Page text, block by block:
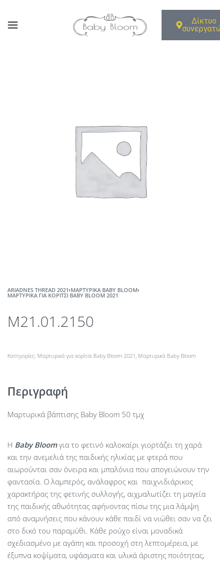
Δίκτυο
ARIADNES THREAD 2021›ΜΑΡΤΥΡΙΚΆ BABY BLOOM›
MΑΡΤΥΡΙΚΆ ΓΙΑ ΚΟΡΊΤΣΙ BABY BLOOM 2021
M21.01.2150
Κατηγορίες: Mαρτυρικά για κορίτσι Baby Bloom 2021 , Μαρτυρικά Baby Bloom
Περιγραφή
Μαρτυρικά βάπτισης Baby Bloom 50 τμχ
Η Baby Bloom για το φετινό καλοκαίρι γιορτάζει τη χαρά
και την ανεμελιά της παιδικής ηλικίας με φτερά που
αιωρούνται σαν όνειρα και μπαλόνια που απογειώνουν την
φαντασία. Ο λαμπερός, ανάλαφρος και παιχνιδιάρικος
χαρακτήρας της φετινής συλλογής, αιχμαλωτίζει τη μαγεία
της παιδικής αθωότητας αφήνοντας πίσω της μια λάμψη
από αναμνήσεις που κάνουν κάθε παιδί να νιώθει σαν να ζει
στο δικό του παραμύθι. Κάθε ρούχο είναι μοναδικά
σχεδιασμένο με αγάπη και προσοχή στη λεπτομέρεια, με
έξυπνα κοψίματα, υφάσματα και υλικά άριστης ποιότητας,